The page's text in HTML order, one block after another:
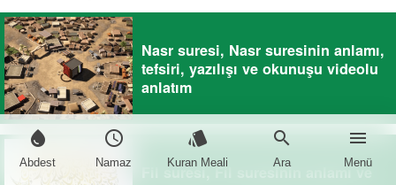
water_drop
Abdest
schedule
Namaz
style
Kuran Meali
search
Ara
menu
Menü
Nasr suresi, Nasr suresinin anlamı,
tefsiri, yazılışı ve okunuşu videolu
anlatım
Fil suresi, Fil suresinin anlamı ve